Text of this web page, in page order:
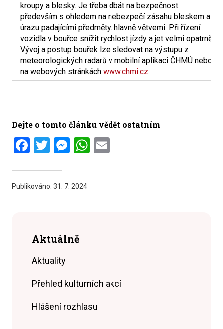
kroupy a blesky. Je třeba dbát na bezpečnost
především s ohledem na nebezpečí zásahu bleskem a
úrazu padajícími předměty, hlavně větvemi. Při řízení
vozidla v bouřce snížit rychlost jízdy a jet velmi opatrně.
Vývoj a postup bouřek lze sledovat na výstupu z
meteorologických radarů v mobilní aplikaci ČHMÚ nebo
na webových stránkách www.chmi.cz.
Dejte o tomto článku vědět ostatním
Facebook
Twitter
Messenger
WhatsApp
Publikováno: 31. 7. 2024
Aktuálně
Aktuality
Přehled kulturních akcí
Hlášení rozhlasu